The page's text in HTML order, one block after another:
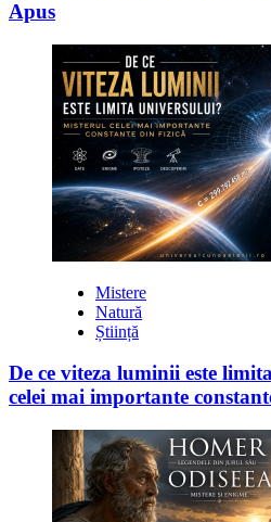
Apus
Mistere
Natură
Știință
De ce viteza luminii este
celei mai importante